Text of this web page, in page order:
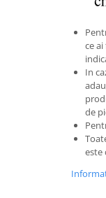
ce
In
de
este